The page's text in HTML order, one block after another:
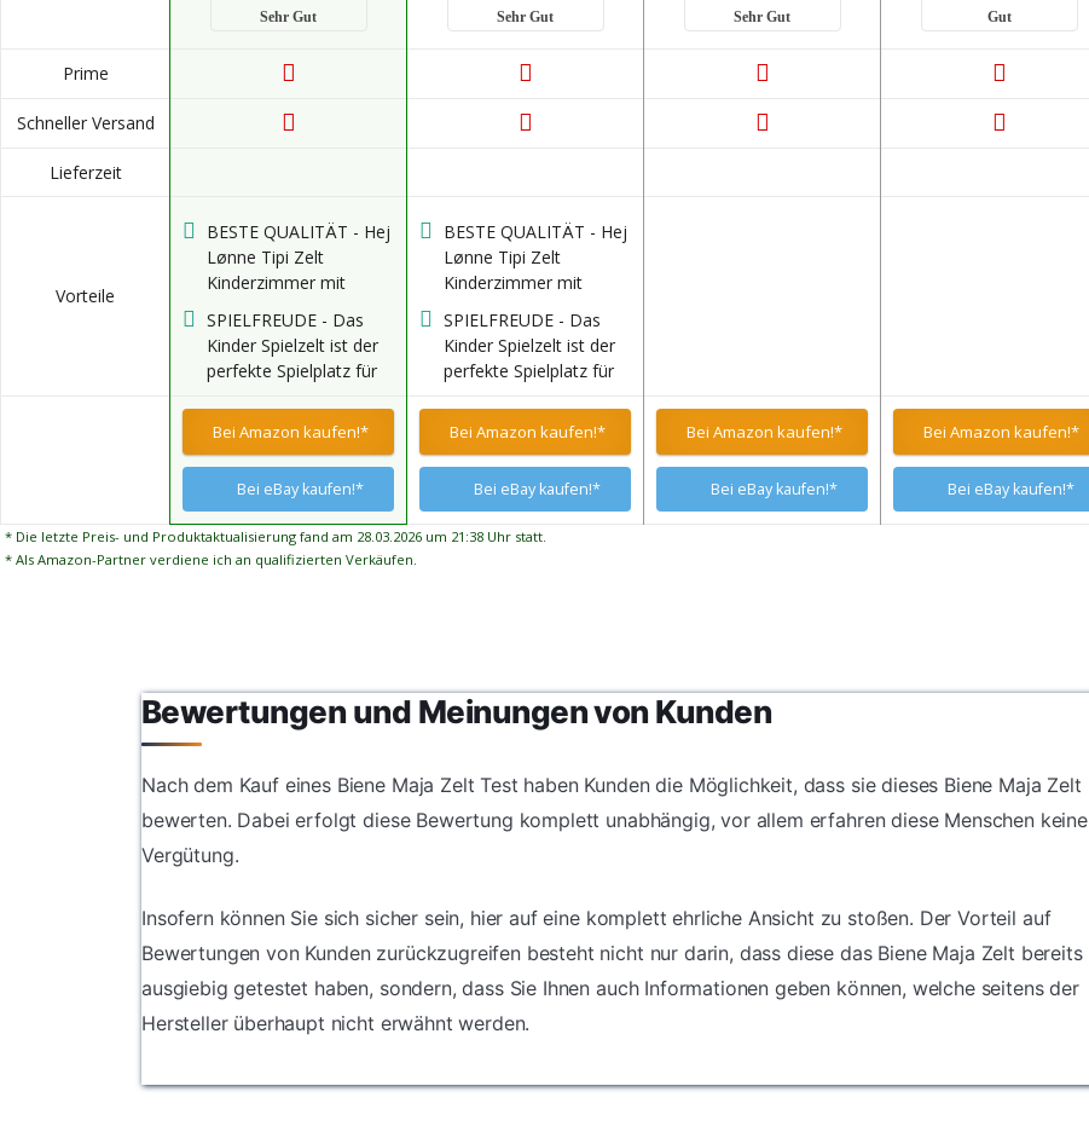
Sehr Gut Sehr Gut Sehr Gut Gut
Prime
Schneller Versand
Lieferzeit
Vorteile
BESTE QUALITÄT - Hej
Lønne Tipi Zelt
Kinderzimmer mit
Frei von Chemikalien,
Stoff aus
schadstofffreier
Baumwolle, Stangen
aus naturbelassenem
Kiefernholz.
SPIELFREUDE - Das
Kinder Spielzelt ist der
perfekte Spielplatz für
Rückzugsort für Ihren
Fantasie und die
Kreativität.
BESTE QUALITÄT - Hej
Lønne Tipi Zelt
Kinderzimmer mit
Frei von Chemikalien,
Stoff aus
schadstofffreier
Baumwolle, Stangen
aus naturbelassenem
Kiefernholz.
SPIELFREUDE - Das
Kinder Spielzelt ist der
perfekte Spielplatz für
Rückzugsort für Ihren
Fantasie und die
Kreativität.
Bei Amazon kaufen!*
Bei eBay kaufen!*
Bei Amazon kaufen!*
Bei eBay kaufen!*
Bei Amazon kaufen!*
Bei eBay kaufen!*
Bei Amazon kaufen!*
Bei eBay kaufen!*
* Die letzte Preis- und Produktaktualisierung fand am 28.03.2026 um 21:38 Uhr statt.
* Als Amazon-Partner verdiene ich an qualifizierten Verkäufen.
Bewertungen und Meinungen von Kunden
Nach dem Kauf eines Biene Maja Zelt Test haben Kunden die Möglichkeit, dass sie dieses Biene Maja Zelt
bewerten. Dabei erfolgt diese Bewertung komplett unabhängig, vor allem erfahren diese Menschen keine
Vergütung.
Insofern können Sie sich sicher sein, hier auf eine komplett ehrliche Ansicht zu stoßen. Der Vorteil auf
Bewertungen von Kunden zurückzugreifen besteht nicht nur darin, dass diese das Biene Maja Zelt bereits
ausgiebig getestet haben, sondern, dass Sie Ihnen auch Informationen geben können, welche seitens der
Hersteller überhaupt nicht erwähnt werden.